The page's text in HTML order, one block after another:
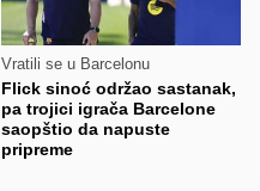
Vratili se u Barcelonu
Flick sinoć održao sastanak,
pa trojici igrača Barcelone
saopštio da napuste
pripreme